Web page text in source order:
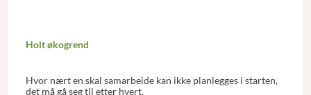
Holt økogrend
Hvor nært en skal samarbeide kan ikke planlegges i starten,
det må gå seg til etter hvert.